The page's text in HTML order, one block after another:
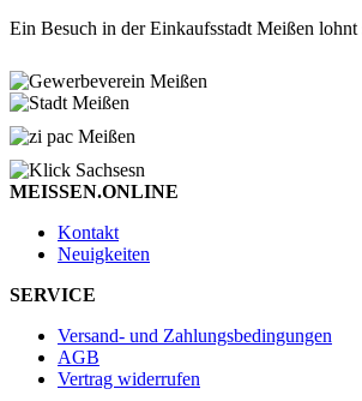
Ein Besuch in der Einkaufsstadt Meißen lohnt
MEISSEN.ONLINE
Kontakt
Neuigkeiten
SERVICE
Versand- und Zahlungsbedingungen
AGB
Vertrag widerrufen